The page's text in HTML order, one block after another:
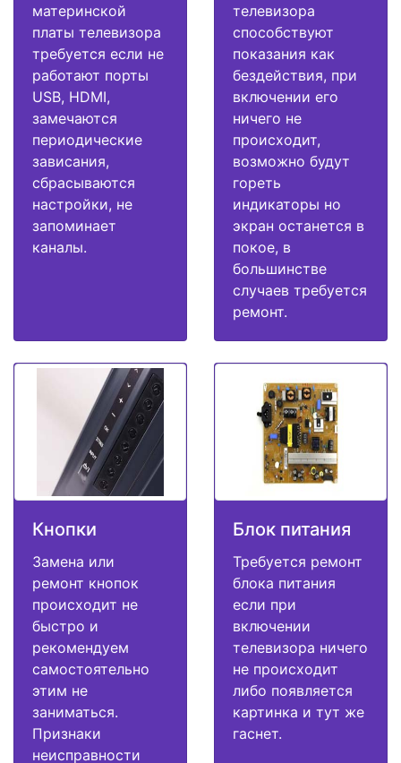
материнской
платы телевизора
требуется если не
работают порты
USB, HDMI,
замечаются
периодические
зависания,
сбрасываются
настройки, не
запоминает
каналы.
телевизора
способствуют
показания как
бездействия, при
включении его
ничего не
происходит,
возможно будут
гореть
индикаторы но
экран останется в
покое, в
большинстве
случаев требуется
ремонт.
Кнопки
Замена или
ремонт кнопок
происходит не
быстро и
рекомендуем
самостоятельно
этим не
заниматься.
Признаки
неисправности
Блок питания
Требуется ремонт
блока питания
если при
включении
телевизора ничего
не происходит
либо появляется
картинка и тут же
гаснет.